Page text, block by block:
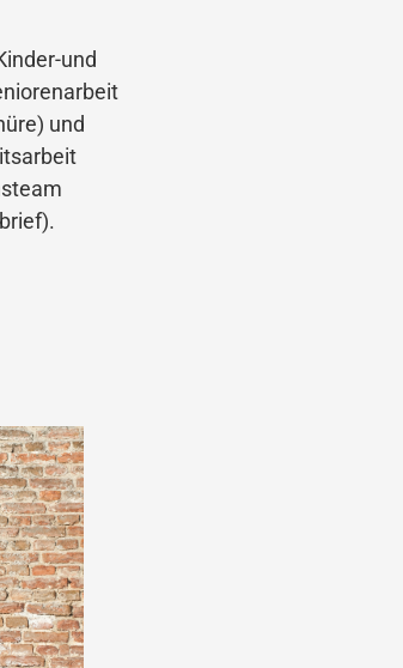
und
und